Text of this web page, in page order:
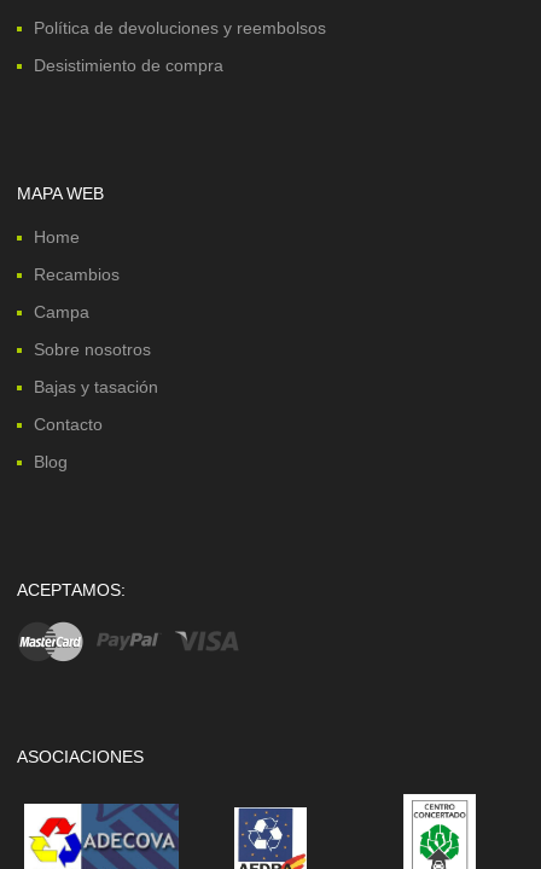
Política de devoluciones y reembolsos
Desistimiento de compra
MAPA WEB
Home
Recambios
Campa
Sobre nosotros
Bajas y tasación
Contacto
Blog
ACEPTAMOS:
ASOCIACIONES